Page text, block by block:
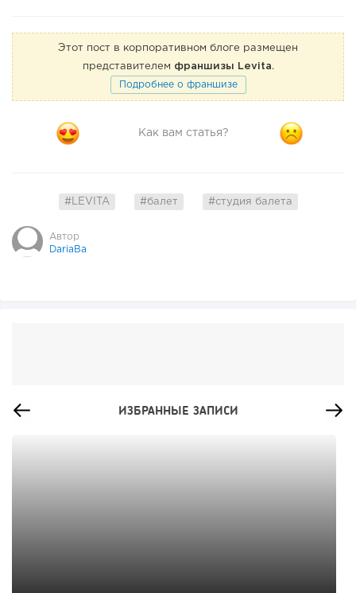
Этот пост в корпоративном блоге размещен
представителем франшизы Levita.
Подробнее о франшизе
Как вам статья?
#LEVITA #балет #студия балета
Автор
DariaBa
ИЗБРАННЫЕ ЗАПИСИ